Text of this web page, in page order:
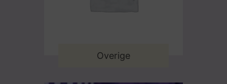
Overige